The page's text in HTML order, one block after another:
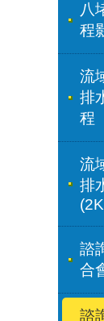
八
程
流
排
程
流
排
諮
合
諮